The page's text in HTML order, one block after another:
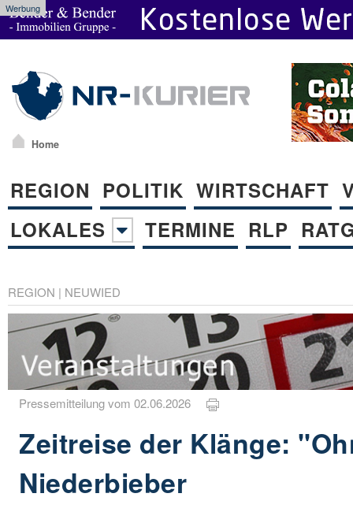
Werbung
Home
REGION POLITIK WIRTSCHAFT
LOKALES
TERMINE RLP
REGION | NEUWIED
Pressemitteilung vom 02.06.2026
Zeitreise der Klänge:
Niederbieber